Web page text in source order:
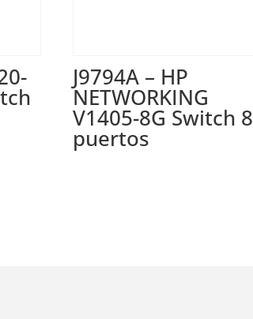
J9794A – HP
NETWORKING
V1405-8G Switch 8
puertos